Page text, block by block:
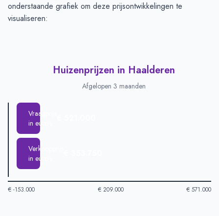
onderstaande grafiek om deze prijsontwikkelingen te
visualiseren:
Huizenprijzen in Haalderen
Afgelopen 3 maanden
Vraagprijs
in euro's
Verkoopprijs
in euro's
€ -153.000 € 209.000 € 571.000